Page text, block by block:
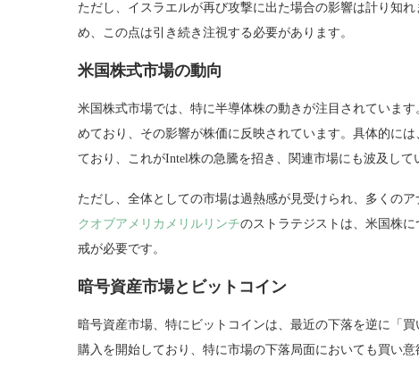
ただし、イスラエルが再び攻撃に出た場合の影響は計り知
め、この点は引き続き注視する必要があります。
米国株式市場の動向
米国株式市場では、特に半導体株の動きが注目されていま
めており、その影響が株価に反映されています。具体的に
ており、これがIntel株の急騰を招き、関連市場にも波及して
ただし、全体としての市場は過熱感が見受けられ、多くの
クオブアメリカメリルリンチのストラテジストは、米国株
戒が必要です。
暗号資産市場とビットコイン
暗号資産市場、特にビットコインは、最近の下落を逆に「
購入を開始しており、特に市場の下落局面においても買い